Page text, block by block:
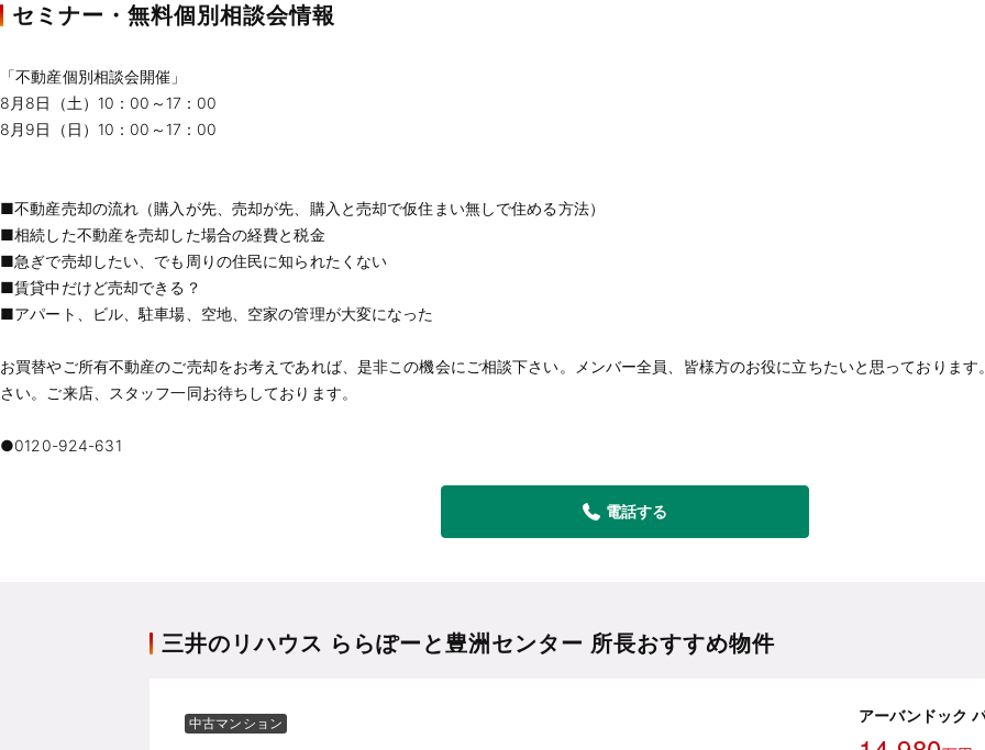
セミナー・無料個別相談会情報
「不動産個別相談会開催」
8月8日（土）10：00～17：00
8月9日（日）10：00～17：00
■不動産売却の流れ（購入が先、売却が先、購入と売却で仮住まい無しで住める方法）
■相続した不動産を売却した場合の経費と税金
■急ぎで売却したい、でも周りの住民に知られたくない
■賃貸中だけど売却できる？
■アパート、ビル、駐車場、空地、空家の管理が大変になった
お買替やご所有不動産のご売却をお考えであれば、是非この機会にご相談下さい。メンバー全員、皆様方のお役に立ちたいと思っておりま
さい。ご来店、スタッフ一同お待ちしております。
電話する
三井のリハウス ららぽーと豊洲センター 所長おすすめ物件
中古マンション アーバンドック